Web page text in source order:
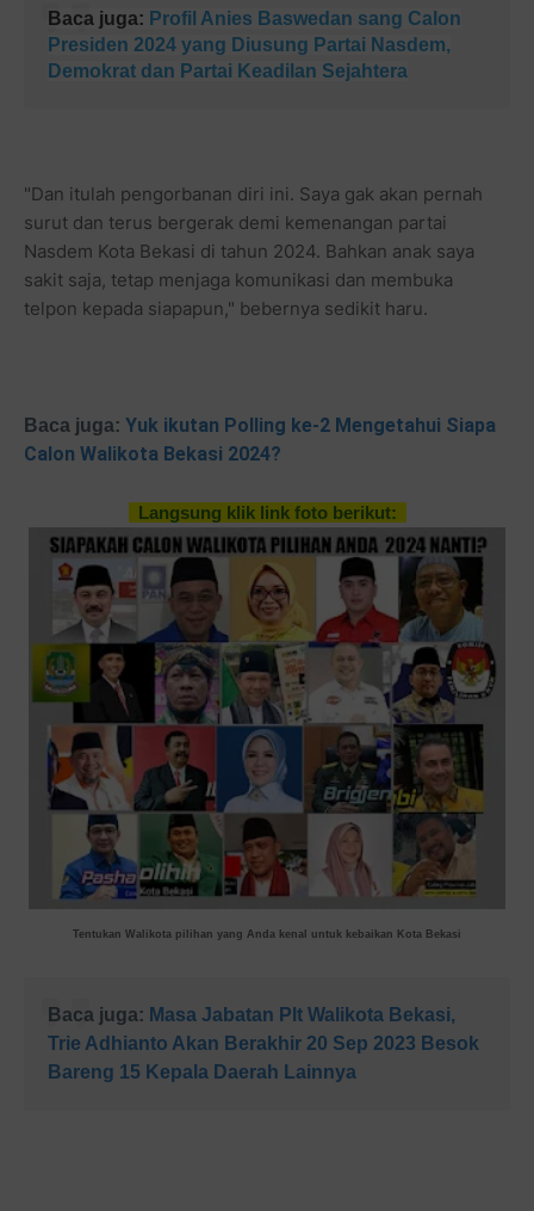
Baca juga: Profil Anies Baswedan sang Calon
Presiden 2024 yang Diusung Partai Nasdem,
Demokrat dan Partai Keadilan Sejahtera
"Dan itulah pengorbanan diri ini. Saya gak akan pernah
surut dan terus bergerak demi kemenangan partai
Nasdem Kota Bekasi di tahun 2024. Bahkan anak saya
sakit saja, tetap menjaga komunikasi dan membuka
telpon kepada siapapun," bebernya sedikit haru.
Baca juga: Yuk ikutan Polling ke-2 Mengetahui Siapa
Calon Walikota Bekasi 2024?
Langsung klik link foto berikut:
Tentukan Walikota pilihan yang Anda kenal untuk kebaikan Kota Bekasi
Baca juga: Masa Jabatan Plt Walikota Bekasi,
Trie Adhianto Akan Berakhir 20 Sep 2023 Besok
Bareng 15 Kepala Daerah Lainnya